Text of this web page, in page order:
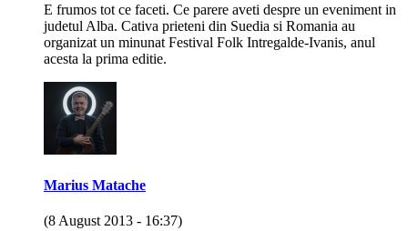
E frumos tot ce faceti. Ce parere aveti despre un eveniment in
judetul Alba. Cativa prieteni din Suedia si Romania au
organizat un minunat Festival Folk Intregalde-Ivanis, anul
acesta la prima editie.
Marius Matache
(8 August 2013 - 16:37)